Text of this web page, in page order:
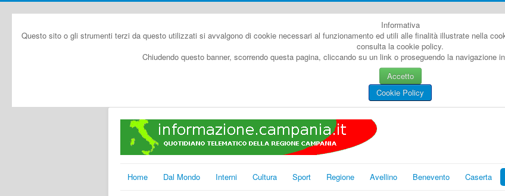
Informativa
Questo sito o gli strumenti terzi da questo utilizzati si avvalgono di cookie necessari al funzionamento ed utili alle finalità illustrate nella
consulta la cookie policy.
Chiudendo questo banner, scorrendo questa pagina, cliccando su un link o proseguendo la navigazione
Accetto
Cookie Policy
Home Dal Mondo Interni Cultura Sport Regione Avellino Benevento Caserta